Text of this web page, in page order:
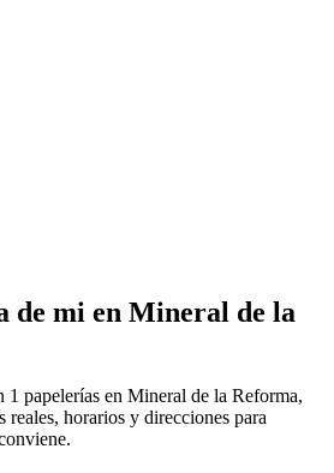
de mi en Mineral de la
papelerías en Mineral de la Reforma,
reales, horarios y direcciones para